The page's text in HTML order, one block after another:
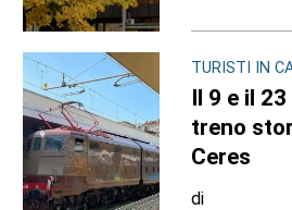
TURISTI IN
Il 9 e il
treno
Ceres
di